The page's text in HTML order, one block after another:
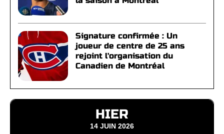
Signature confirmée : Un
joueur de centre de 25 ans
rejoint l'organisation du
Canadien de Montréal
HIER
14 JUIN 2026